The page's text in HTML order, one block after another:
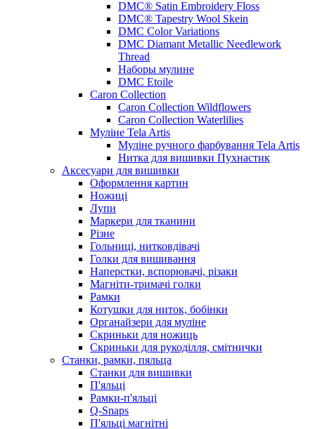
DMC® Satin Embroidery Floss
DMC® Tapestry Wool Skein
DMC Color Variations
DMC Diamant Metallic Needlework
Thread
Наборы мулине
DMC Etoile
Caron Collection
Caron Collection Wildflowers
Caron Collection Waterlilies
Муліне Tela Artis
Муліне ручного фарбування Tela Artis
Нитка для вишивки Пухнастик
Аксесуари для вишивки
Оформлення картин
Ножиці
Лупи
Маркери для тканини
Різне
Гольниці, нитковдівачі
Голки для вишивання
Наперстки, вспорювачі, різаки
Магніти-тримачі голки
Рамки
Котушки для ниток, бобінки
Органайзери для муліне
Скриньки для ножиць
Скриньки для рукоділля, смітнички
Станки, рамки, пяльца
Станки для вишивки
П'яльці
Рамки-п'яльці
Q-Snaps
П'яльці магнітні